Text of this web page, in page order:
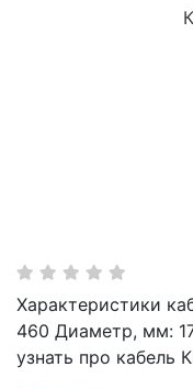
Характеристики
460 Диаметр, мм:
узнать про кабель